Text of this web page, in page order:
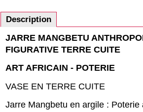
Description
JARRE MANGBETU
FIGURATIVE TERRE CUITE
ART AFRICAIN - POTERIE
VASE EN TERRE CUITE
Jarre Mangbetu en argile : Poterie